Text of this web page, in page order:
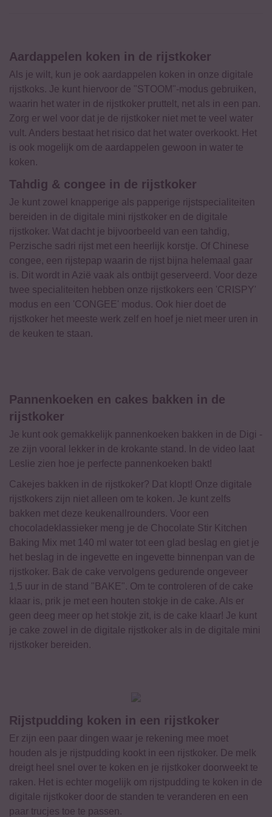
Aardappelen koken in de rijstkoker
Als je wilt, kun je ook aardappelen koken in onze digitale
rijstkoks. Je kunt hiervoor de "STOOM"-modus gebruiken,
waarin het water in de rijstkoker pruttelt, net als in een pan.
Zorg er wel voor dat je de rijstkoker niet met te veel water
vult. Anders bestaat het risico dat het water overkookt. Het
is ook mogelijk om de aardappelen gewoon in water te
koken.
Tahdig & congee in de rijstkoker
Je kunt zowel knapperige als papperige rijstspecialiteiten
bereiden in de digitale mini rijstkoker en de digitale
rijstkoker. Wat dacht je bijvoorbeeld van een tahdig,
Perzische sadri rijst met een heerlijk korstje. Of Chinese
congee, een rijstepap waarin de rijst bijna helemaal gaar
is. Dit wordt in Azië vaak als ontbijt geserveerd. Voor deze
twee specialiteiten hebben onze rijstkokers een 'CRISPY'
modus en een 'CONGEE' modus. Ook hier doet de
rijstkoker het meeste werk zelf en hoef je niet meer uren in
de keuken te staan.
Pannenkoeken en cakes bakken in de
rijstkoker
Je kunt ook gemakkelijk pannenkoeken bakken in de Digi -
ze zijn vooral lekker in de krokante stand. In de video laat
Leslie zien hoe je perfecte pannenkoeken bakt!
Cakejes bakken in de rijstkoker? Dat klopt! Onze digitale
rijstkokers zijn niet alleen om te koken. Je kunt zelfs
bakken met deze keukenallrounders. Voor een
chocoladeklassieker meng je de Chocolate Stir Kitchen
Baking Mix met 140 ml water tot een glad beslag en giet je
het beslag in de ingevette en ingevette binnenpan van de
rijstkoker. Bak de cake vervolgens gedurende ongeveer
1,5 uur in de stand "BAKE". Om te controleren of de cake
klaar is, prik je met een houten stokje in de cake. Als er
geen deeg meer op het stokje zit, is de cake klaar! Je kunt
je cake zowel in de digitale rijstkoker als in de digitale mini
rijstkoker bereiden.
Rijstpudding koken in een rijstkoker
Er zijn een paar dingen waar je rekening mee moet
houden als je rijstpudding kookt in een rijstkoker. De melk
dreigt heel snel over te koken en je rijstkoker doorweekt te
raken. Het is echter mogelijk om rijstpudding te koken in de
digitale rijstkoker door de standen te veranderen en een
paar trucjes toe te passen.